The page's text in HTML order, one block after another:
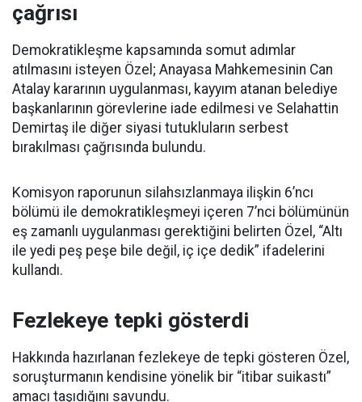
çağrısı
Demokratikleşme kapsamında somut adımlar
atılmasını isteyen Özel; Anayasa Mahkemesinin Can
Atalay kararının uygulanması, kayyım atanan belediye
başkanlarının görevlerine iade edilmesi ve Selahattin
Demirtaş ile diğer siyasi tutukluların serbest
bırakılması çağrısında bulundu.
Komisyon raporunun silahsızlanmaya ilişkin 6’ncı
bölümü ile demokratikleşmeyi içeren 7’nci bölümünün
eş zamanlı uygulanması gerektiğini belirten Özel, “Altı
ile yedi peş peşe bile değil, iç içe dedik” ifadelerini
kullandı.
Fezlekeye tepki gösterdi
Hakkında hazırlanan fezlekeye de tepki gösteren Özel,
soruşturmanın kendisine yönelik bir “itibar suikastı”
amacı taşıdığını savundu.